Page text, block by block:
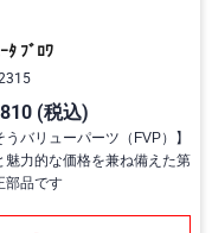
ﾀ ﾌﾞﾛﾜ
(税込)
うバリューパーツ（FVP）】
魅力的な価格を兼ね備えた第
部品です